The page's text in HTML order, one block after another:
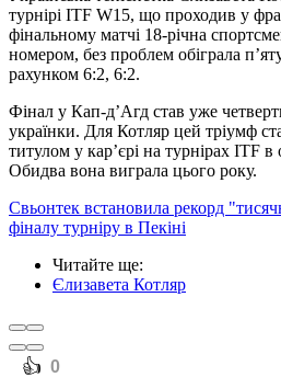
турнірі ITF W15, що проходив у
фінальному матчі 18-річна
номером, без проблем обіграла
рахунком 6:2, 6:2.
Фінал у Кап-д’Агд став уже
українки. Для Котляр цей тріумф
титулом у кар’єрі на турнірах ITF
Обидва вона виграла цього року.
Свьонтек встановила рекорд
фіналу турніру в Пекіні
Читайте ще:
Єлизавета Котляр
️👍 0